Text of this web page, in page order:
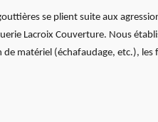
se plient suite aux
Lacroix Couverture. Nous
matériel (échafaudage, etc.),